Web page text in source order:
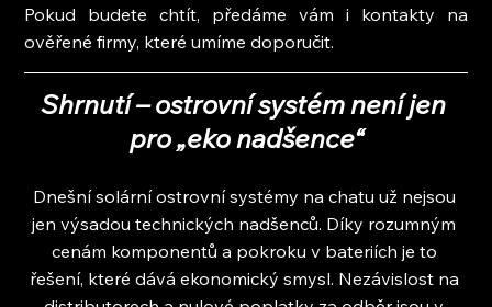
Pokud budete chtít, předáme vám i kontakty na
ověřené firmy, které umíme doporučit.
Shrnutí – ostrovní systém není jen
pro „eko nadšence“
Dnešní solární ostrovní systémy na chatu už nejsou
jen výsadou technických nadšenců. Díky rozumným
cenám komponentů a pokroku v bateriích je to
řešení, které dává ekonomický smysl. Nezávislost na